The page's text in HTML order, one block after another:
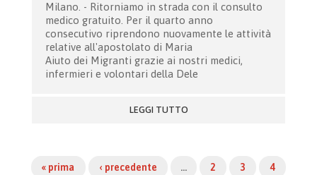
Milano. - Ritorniamo in strada con il consulto
medico gratuito. Per il quarto anno
consecutivo riprendono nuovamente le attività
relative all'apostolato di Maria
Aiuto dei Migranti grazie ai nostri medici,
infermieri e volontari della Dele
LEGGI TUTTO
« prima ‹ precedente … 2 3 4